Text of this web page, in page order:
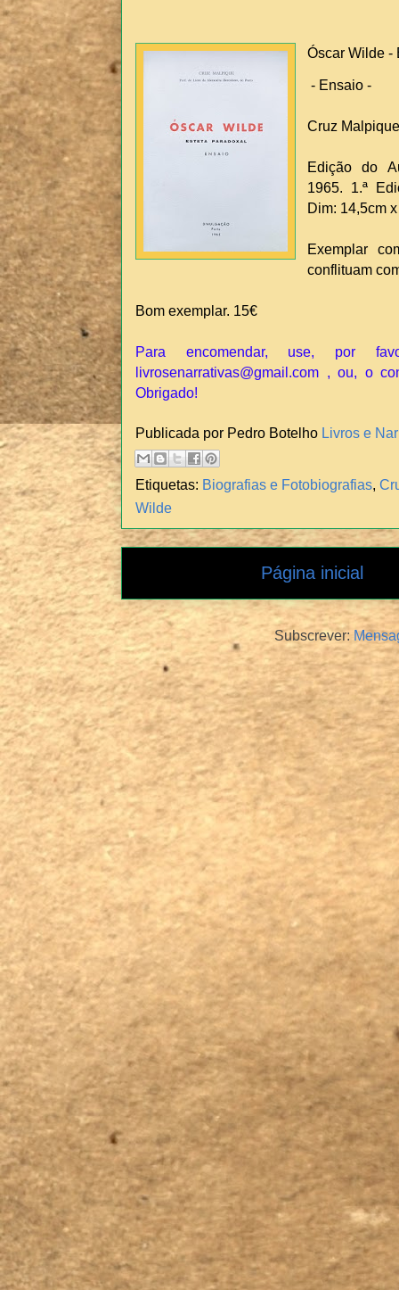
Óscar Wilde -
- Ensaio -
Cruz Malpique
Edição do
1965. 1.ª
Dim: 14,5cm
Exemplar
conflituam
Bom exemplar. 15€
Para encomendar, use, por
livrosenarrativas@gmail.com , ou, o
Obrigado!
Publicada por Pedro Botelho Livros e
Etiquetas: Biografias e Fotobiografias,
Wilde
Página inicial
Subscrever: